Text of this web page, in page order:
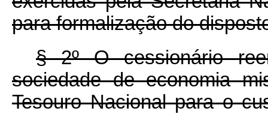
para formalização do
§ 2º O cessionário
sociedade de economia
Tesouro Nacional para o